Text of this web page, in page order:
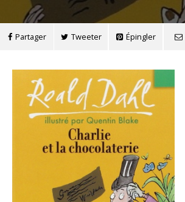
Partager Tweeter Épingler